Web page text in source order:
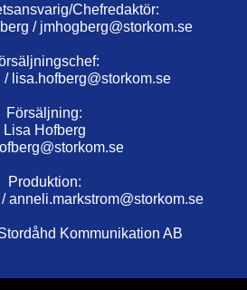
Chefredaktör:
/ jmhogberg@storkom.se
/ lisa.hofberg@storkom.se
Försäljning:
Lisa Hofberg
Produktion:
/anneli.markstrom@storkom.se
Kommunikation AB